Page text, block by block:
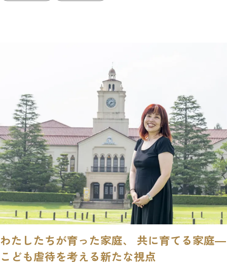
わたしたちが育った家庭、 共に育てる家庭―
こども虐待を考える新たな視点